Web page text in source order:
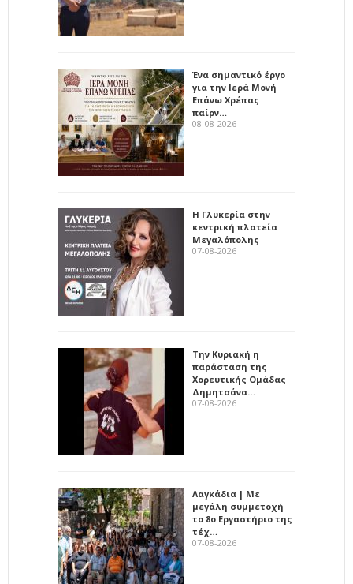
Ένα σημαντικό έργο
για την Ιερά Μονή
Επάνω Χρέπας
παίρν…
08-08-2026
Η Γλυκερία στην
κεντρική πλατεία
Μεγαλόπολης
07-08-2026
Την Κυριακή η
παράσταση της
Χορευτικής Ομάδας
Δημητσάνα…
07-08-2026
Λαγκάδια | Με
μεγάλη συμμετοχή
το 8ο Εργαστήριο της
τέχ…
07-08-2026